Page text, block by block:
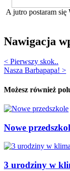
A jutro postaram się
Nawigacja
< Pierwszy skok..
Nasza Barbapapa! >
Możesz również
Nowe
3 urodziny w